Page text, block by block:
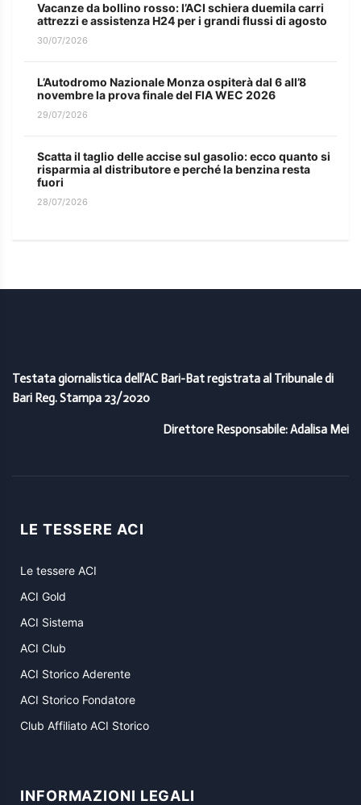
Vacanze da bollino rosso: l’ACI schiera duemila carri
attrezzi e assistenza H24 per i grandi flussi di agosto
30/07/2026
L’Autodromo Nazionale Monza ospiterà dal 6 all’8
novembre la prova finale del FIA WEC 2026
29/07/2026
Scatta il taglio delle accise sul gasolio: ecco quanto si
risparmia al distributore e perché la benzina resta
fuori
28/07/2026
Testata giornalistica dell’AC Bari-Bat registrata al Tribunale di
Bari Reg. Stampa 23/2020
Direttore Responsabile: Adalisa Mei
LE TESSERE ACI
Le tessere ACI
ACI Gold
ACI Sistema
ACI Club
ACI Storico Aderente
ACI Storico Fondatore
Club Affiliato ACI Storico
INFORMAZIONI LEGALI